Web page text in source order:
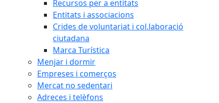
Recursos per a entitats
Entitats i associacions
Crides de voluntariat i col.laboració
ciutadana
Marca Turística
Menjar i dormir
Empreses i comerços
Mercat no sedentari
Adreces i telèfons